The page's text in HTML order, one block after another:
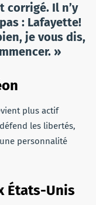
corrigé. Il n’y
: Lafayette!
je vous dis,
»
plus actif
les libertés,
personnalité
États-Unis